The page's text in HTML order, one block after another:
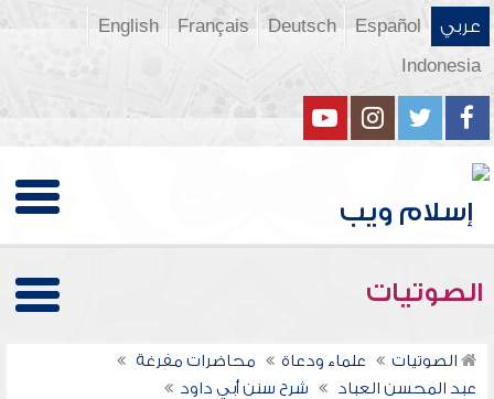
عربي Español
Deutsch
Français
English
Indonesia
الصوتيات
الصوتيات علماء ودعاة
محاضرات مفرغة
عبد المحسن العباد
شرح سنن أبي داود